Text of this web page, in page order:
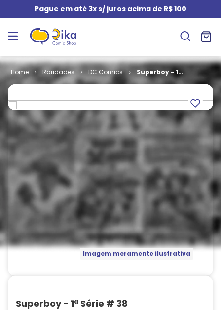
Pague em até 3x s/ juros acima de R$ 100
Raridades DC Comics
Superboy - 1ª
Série # 38
Imagem meramente ilustrativa
Superboy - 1ª Série # 38